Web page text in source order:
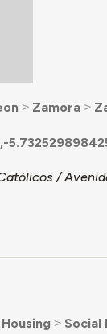
˃ Zamora˃
/
˃ Social